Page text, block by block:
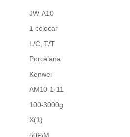
JW-A10
1 colocar
L/C, T/T
Porcelana
Kenwei
AM10-1-11
100-3000g
X(1)
50P/M